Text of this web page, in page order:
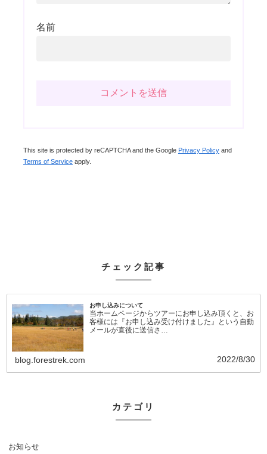
名前
This site is protected by reCAPTCHA and the Google Privacy Policy and
Terms of Service apply.
チェック記事
お申し込みについて
当ホームページからツアーにお申し込み頂くと、お
客様には『お申し込み受け付けました』という自動
メールが直後に送信さ…
blog.forestrek.com 2022/8/30
カテゴリ
お知らせ